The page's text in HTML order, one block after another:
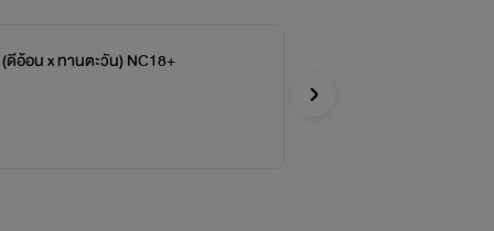
ดีอ้อน x ทานตะวัน)​ NC18+